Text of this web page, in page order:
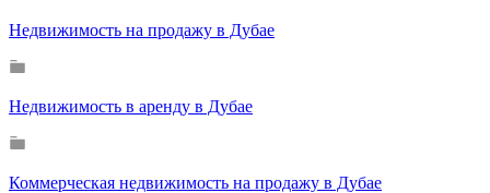
Недвижимость на продажу в Дубае
Недвижимость в аренду в Дубае
Коммерческая недвижимость на продажу в Дубае